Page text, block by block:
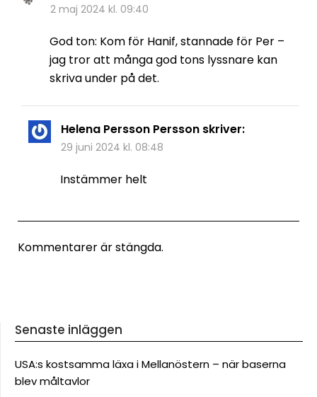
2 maj 2024 kl. 09:40
God ton: Kom för Hanif, stannade för Per –
jag tror att många god tons lyssnare kan
skriva under på det.
Helena Persson Persson skriver:
29 juni 2024 kl. 08:48
Instämmer helt
Kommentarer är stängda.
Senaste inläggen
USA:s kostsamma läxa i Mellanöstern – när baserna
blev måltavlor